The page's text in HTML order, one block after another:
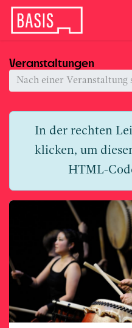
Zum Inhalt springen
Veranstaltungen
In der rechten
klicken, um
HTML-